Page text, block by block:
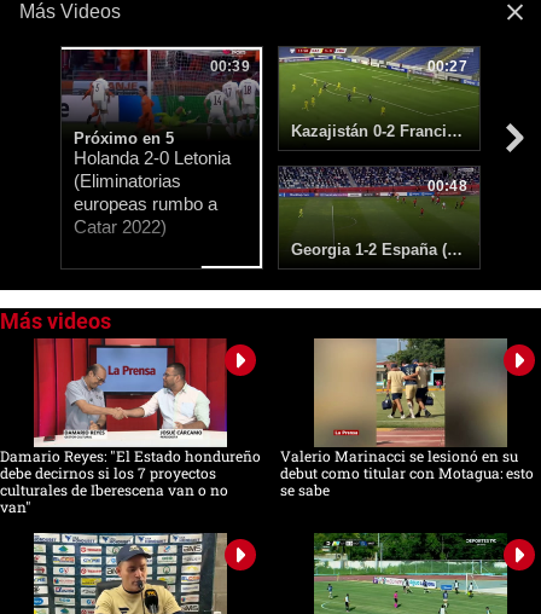
Más Videos
00:39
Próximo en 4
Holanda 2-0 Letonia
(Eliminatorias
europeas rumbo a
Catar 2022)
00:27
Kazajistán 0-2 Francia (Eliminatorias europeas rumbo a Catar)
00:48
Georgia 1-2 España (Eliminatorias europeas rumbo a Catar 2022)
seconds
seconds
Damario Reyes: "El Estado hondureño
debe decirnos si los 7 proyectos
culturales de Iberescena van o no
van"
Valerio Marinacci se lesionó en su
debut como titular con Motagua: esto
se sabe